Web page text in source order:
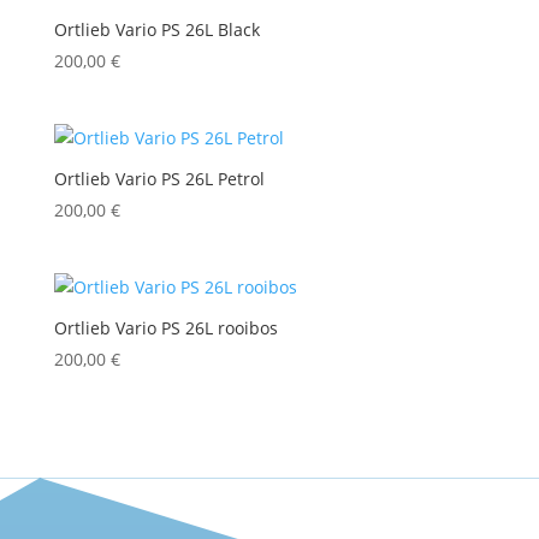
Ortlieb Vario PS 26L Black
200,00 €
Ortlieb Vario PS 26L Petrol
200,00 €
Ortlieb Vario PS 26L rooibos
200,00 €